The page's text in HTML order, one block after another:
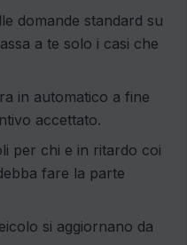
domande standard su
a te solo i casi che
in automatico a fine
accettato.
per chi e in ritardo coi
fare la parte
si aggiornano da